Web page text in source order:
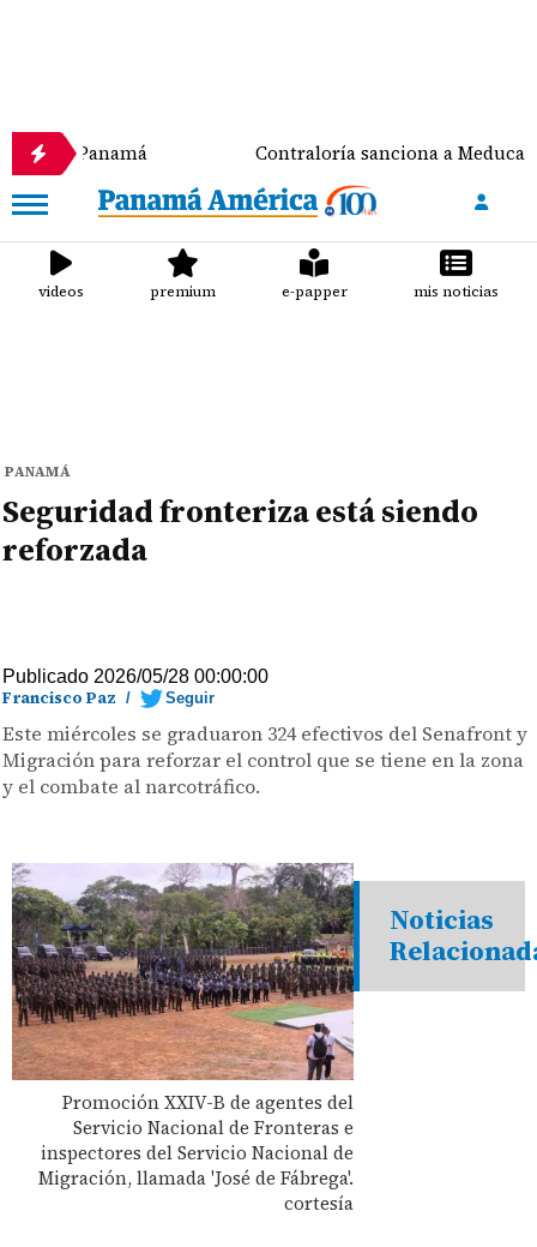
Contraloría sanciona a Meduca y a la
videos premium e-papper mis noticias
PANAMÁ
Seguridad fronteriza está siendo
reforzada
Publicado 2026/05/28 00:00:00
Francisco Paz / Seguir
Este miércoles se graduaron 324 efectivos del Senafront y
Migración para reforzar el control que se tiene en la zona
y el combate al narcotráfico.
Promoción XXIV-B de agentes del
Servicio Nacional de Fronteras e
inspectores del Servicio Nacional de
Migración, llamada 'José de Fábrega'.
cortesía
Noticias